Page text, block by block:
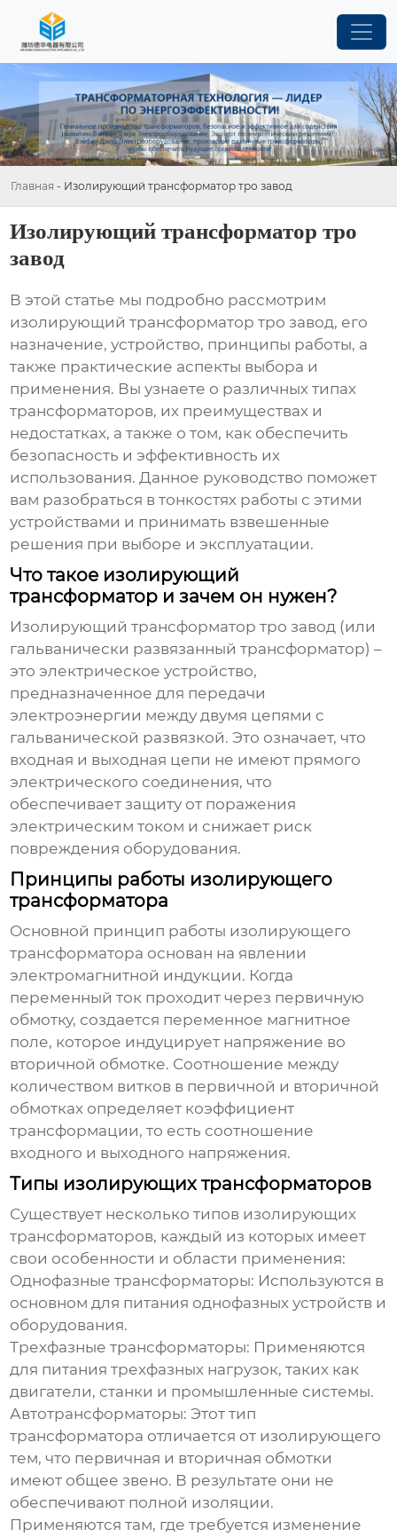
Главная - Изолирующий трансформатор тро завод
Изолирующий трансформатор тро
завод
В этой статье мы подробно рассмотрим
изолирующий трансформатор тро завод, его
назначение, устройство, принципы работы, а
также практические аспекты выбора и
применения. Вы узнаете о различных типах
трансформаторов, их преимуществах и
недостатках, а также о том, как обеспечить
безопасность и эффективность их
использования. Данное руководство поможет
вам разобраться в тонкостях работы с этими
устройствами и принимать взвешенные
решения при выборе и эксплуатации.
Что такое изолирующий
трансформатор и зачем он нужен?
Изолирующий трансформатор тро завод (или
гальванически развязанный трансформатор) –
это электрическое устройство,
предназначенное для передачи
электроэнергии между двумя цепями с
гальванической развязкой. Это означает, что
входная и выходная цепи не имеют прямого
электрического соединения, что
обеспечивает защиту от поражения
электрическим током и снижает риск
повреждения оборудования.
Принципы работы изолирующего
трансформатора
Основной принцип работы изолирующего
трансформатора основан на явлении
электромагнитной индукции. Когда
переменный ток проходит через первичную
обмотку, создается переменное магнитное
поле, которое индуцирует напряжение во
вторичной обмотке. Соотношение между
количеством витков в первичной и вторичной
обмотках определяет коэффициент
трансформации, то есть соотношение
входного и выходного напряжения.
Типы изолирующих трансформаторов
Существует несколько типов изолирующих
трансформаторов, каждый из которых имеет
свои особенности и области применения:
Однофазные трансформаторы: Используются в
основном для питания однофазных устройств и
оборудования.
Трехфазные трансформаторы: Применяются
для питания трехфазных нагрузок, таких как
двигатели, станки и промышленные системы.
Автотрансформаторы: Этот тип
трансформатора отличается от изолирующего
тем, что первичная и вторичная обмотки
имеют общее звено. В результате они не
обеспечивают полной изоляции.
Применяются там, где требуется изменение